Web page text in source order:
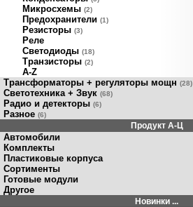
Микросхемы (2)
Предохранители (1)
Резисторы (3)
Реле
Светодиоды (18)
Транзисторы (2)
A-Z
Трансформаторы + регуляторы мощн (28)
Светотехника + Звук (68)
Радио и детекторы (6)
Разное (6)
Продукт A-Ц
Автомобили
Комплекты
Пластиковые корпуса
Сортименты
Готовые модули
Другое
Новинки ...